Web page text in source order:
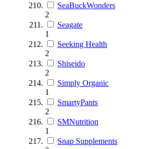
SeaBuckWonders
2
Seagate
1
Seeking Health
2
Shiseido
2
Simply Organic
1
SmartyPants
2
SMNutrition
1
Snap Supplements